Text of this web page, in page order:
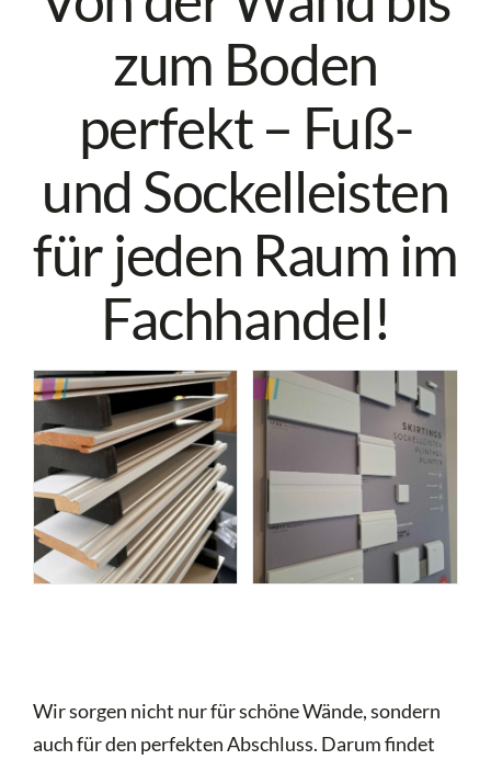
zum Boden
perfekt – Fuß-
und Sockelleisten
für jeden Raum im
Fachhandel!
Wir sorgen nicht nur für schöne Wände, sondern
auch für den perfekten Abschluss. Darum findet